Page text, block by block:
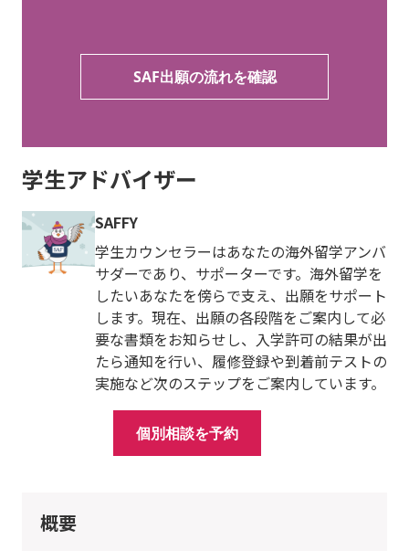
SAF出願の流れを確認
学生アドバイザー
SAFFY
学生カウンセラーはあなたの海外留学アンバ
サダーであり、サポーターです。海外留学を
したいあなたを傍らで支え、出願をサポート
します。現在、出願の各段階をご案内して必
要な書類をお知らせし、入学許可の結果が出
たら通知を行い、履修登録や到着前テストの
実施など次のステップをご案内しています。
個別相談を予約
概要